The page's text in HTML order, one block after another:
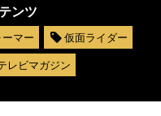
ンツ
マー
仮面ライダー
レビマガジン